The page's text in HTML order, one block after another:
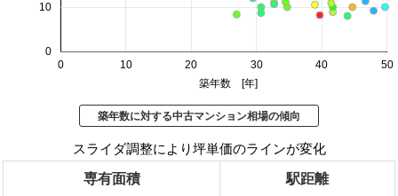
0 10 20 30 40 50
0
10
築年数 [年]
築年数に対する中古マンション相場の傾向
スライダ調整により坪単価のラインが変化
専有面積 駅距離